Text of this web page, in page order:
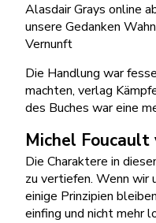
Alasdair Grays online
unsere Gedanken
Vernunft
Die Handlung war
machten, verlag
des Buches war eine
Michel Foucault
Die Charaktere in
zu vertiefen. Wenn wir
einige Prinzipien
einfing und nicht mehr